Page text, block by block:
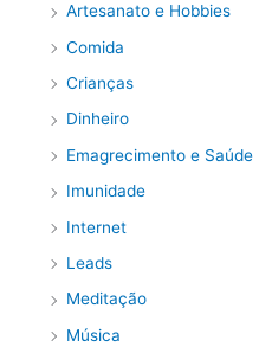
Artesanato e Hobbies
Comida
Crianças
Dinheiro
Emagrecimento e Saúde
Imunidade
Internet
Leads
Meditação
Música